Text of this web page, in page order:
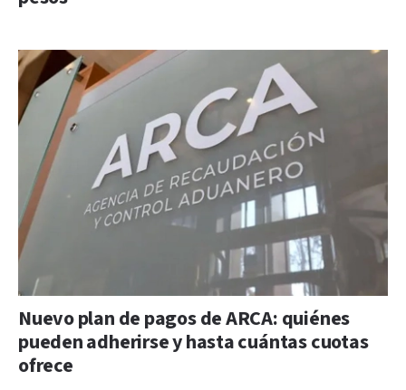
Nuevo plan de pagos de ARCA: quiénes
pueden adherirse y hasta cuántas cuotas
ofrece